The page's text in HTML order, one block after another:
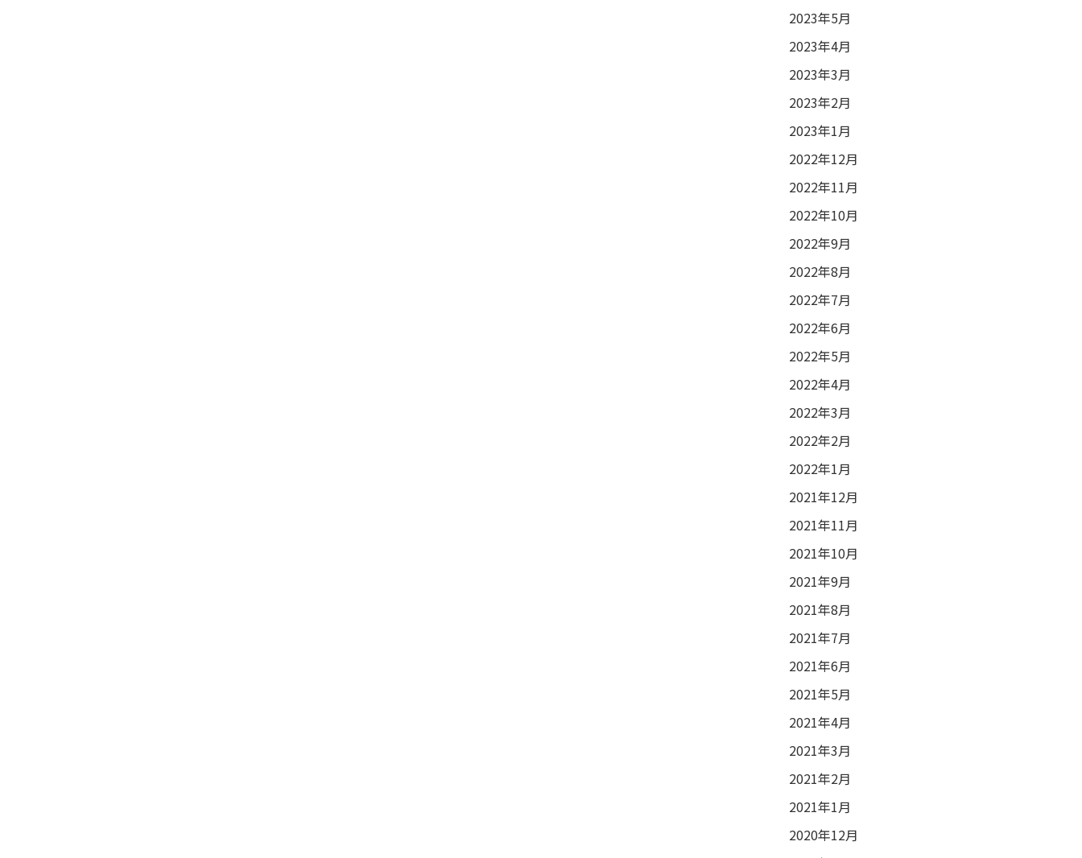
2023年5月
2023年4月
2023年3月
2023年2月
2023年1月
2022年12月
2022年11月
2022年10月
2022年9月
2022年8月
2022年7月
2022年6月
2022年5月
2022年4月
2022年3月
2022年2月
2022年1月
2021年12月
2021年11月
2021年10月
2021年9月
2021年8月
2021年7月
2021年6月
2021年5月
2021年4月
2021年3月
2021年2月
2021年1月
2020年12月